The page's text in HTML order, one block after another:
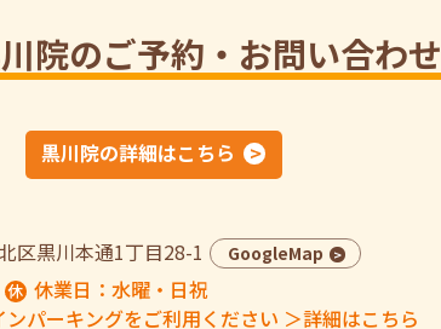
院のご予約・お問い合わせ
黒川院の詳細はこちら
区黒川本通1丁目28-1
GoogleMap
休業日：水曜・日祝
ンパーキングをご利用ください ＞詳細はこちら